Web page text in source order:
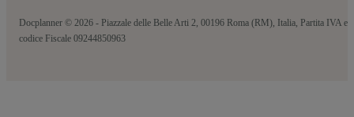
Docplanner © 2026 - Piazzale delle Belle Arti 2, 00196 Roma (RM), Italia, Partita IVA e
codice Fiscale 09244850963